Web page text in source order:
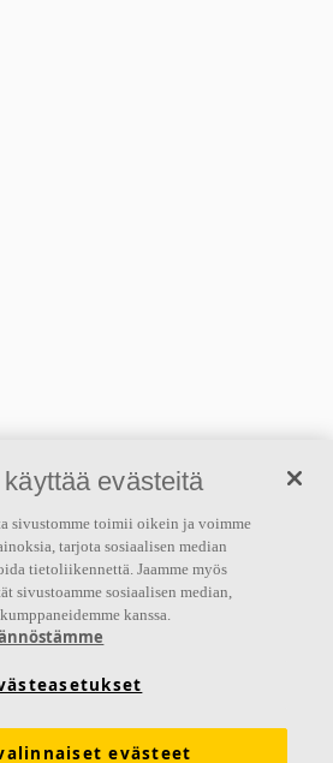
evästeitä
sivustomme toimii oikein ja voimme
tarjota sosiaalisen median
tietoliikennettä. Jaamme myös
sivustoamme sosiaalisen median,
kanssa.
evästeet